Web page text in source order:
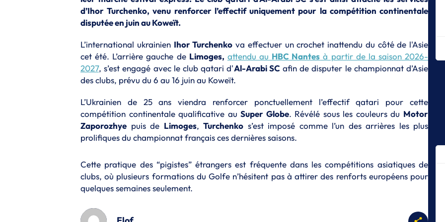
d’Ihor Turchenko, venu renforcer l’effectif uniquement pour la compétition continentale
disputée en juin au Koweït.
L’international ukrainien Ihor Turchenko va effectuer un crochet inattendu du côté de l'Asie
cet été. L’arrière gauche de Limoges, attendu au HBC Nantes à partir de la saison 2026-
2027, s’est engagé avec le club qatari d'Al-Arabi SCafin de disputer le championnat d’Asie
des clubs, prévu du 6 au 16 juin au Koweït.
L’Ukrainien de 25 ans viendra renforcer ponctuellement l’effectif qatari pour cette
compétition continentale qualificative auSuper Globe. Révélé sous les couleurs du Motor
Zaporozhye puis de Limoges, Turchenko s’est imposé comme l’un des arrières les plus
prolifiques du championnat français ces dernières saisons.
Cette pratique des “pigistes” étrangers est fréquente dans les compétitions asiatiques de
clubs, où plusieurs formations du Golfe n’hésitent pas à attirer des renforts européens pour
quelques semaines seulement.